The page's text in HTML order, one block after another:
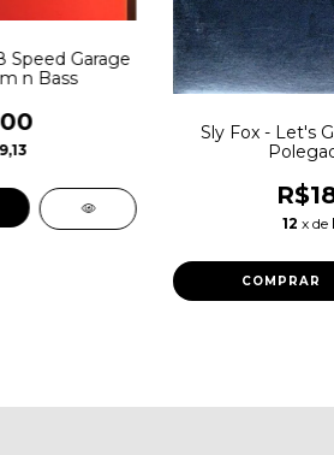
Speed Garage
n Bass
Sly Fox - Let's
12 x de